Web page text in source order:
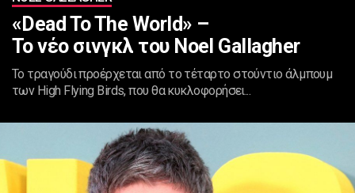
«Dead To The World» –
Το νέο σινγκλ του Noel Gallagher
Το τραγούδι προέρχεται από το τέταρτο στούντιο άλμπουμ
των High Flying Birds, που θα κυκλοφορήσει...